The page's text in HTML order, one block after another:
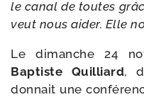
le canal de toutes
veut nous aider. Elle
Le dimanche 24
Baptiste Quilliard,
don­nait une